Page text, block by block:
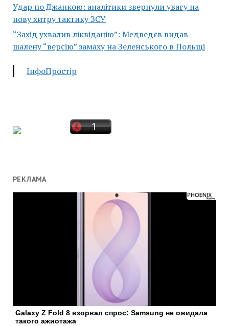
Удар по Джанкою: аналітики звернули увагу на
нову хитру тактику ЗСУ
“Захід ухвалив ліквідацію”: Медведєв видав
шалену “версію” замаху на Зеленського в Польщі
ІнфоПростір
РЕКЛАМА
Galaxy Z Fold 8 взорвал спрос: Samsung не ожидала
такого ажиотажа